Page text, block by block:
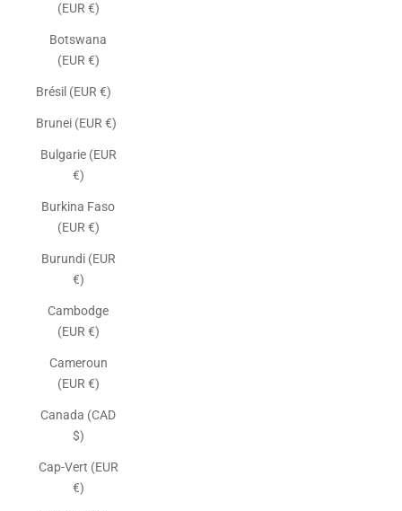
(EUR €)
Botswana
(EUR €)
Brésil (EUR €)
Brunei (EUR €)
Bulgarie (EUR
€)
Burkina Faso
(EUR €)
Burundi (EUR
€)
Cambodge
(EUR €)
Cameroun
(EUR €)
Canada (CAD
$)
Cap-Vert (EUR
€)